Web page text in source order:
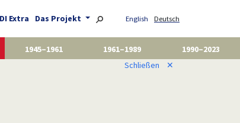
Extra Das Projekt English Deutsch
1945–1961 1961–1989
1990–2023
Schließen ✕